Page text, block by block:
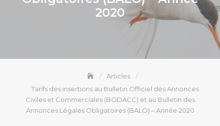
2020
Articles
Tarifs des insertions au Bulletin Officiel des Annonces
Civiles et Commerciales (BODACC) et au Bulletin des
Annonces Légales Obligatoires (BALO) – Année 2020